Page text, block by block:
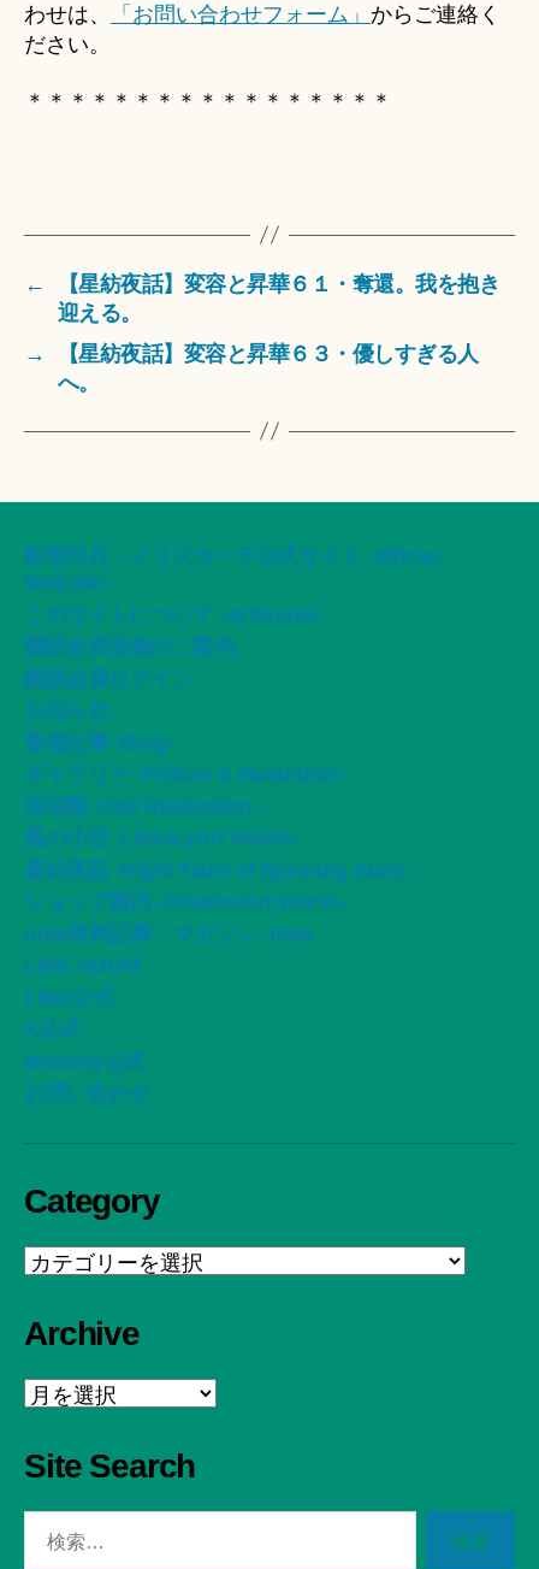
わせは、
「お問い合わせフォーム」 からご連絡く
ださい。
＊＊＊＊＊＊＊＊＊＊＊＊＊＊＊＊＊
←
【星紡夜話】変容と昇華６１・奪還。我を抱き
迎える。
→
【星紡夜話】変容と昇華６３・優しすぎる人
へ。
船智日月・イリスカーラ公式サイト -official
Website-
このサイトについて -ArtWorks-
購読会員登録のご案内
購読会員ログイン
お知らせ
新着記事 -Blog-
ギャラリー -Picture & Illustration-
桜荘園 -Doll Realization-
風の小径 -LiteraryArt Works-
星紡夜話 -Night Tales of Spinning Stars-
ショップ案内 -CreativeArt Works-
note有料記事・マガジン -note
LINE VOOM
LINE公式
X公式
Bluesky公式
お問い合わせ
Category
Category
Archive
Archive
Site Search